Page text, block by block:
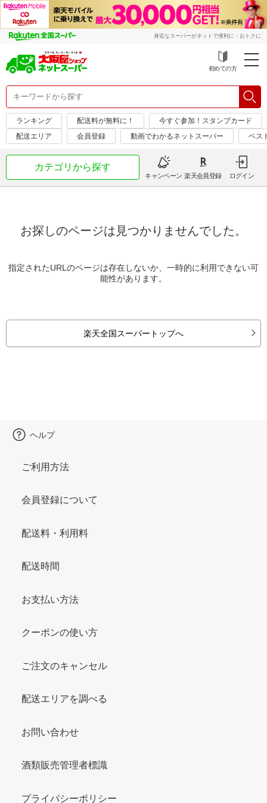
身近なスーパーがネットで便利に・おトクに
初めての方
ランキング 配送料が無料に！
今すぐ参加！スタンプカード
配送エリア
会員登録 動画でわかるネットスーパー ベス
カテゴリから探す
キャンペーン 楽天会員登録 ログイン
お探しのページは見つかりませんでした。
指定されたURLのページは存在しないか、一時的に利用できない可
能性があります。
楽天全国スーパートップへ
ヘルプ
ご利用方法
会員登録について
配送料・利用料
配送時間
お支払い方法
クーポンの使い方
ご注文のキャンセル
配送エリアを調べる
お問い合わせ
酒類販売管理者標識
プライバシーポリシー